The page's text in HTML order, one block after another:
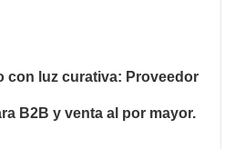
con luz curativa: Proveedor
B2B y venta al por mayor.